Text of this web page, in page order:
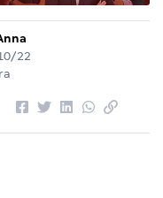
22